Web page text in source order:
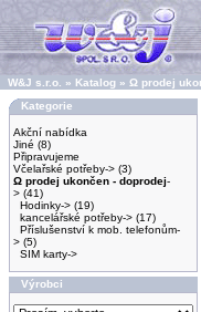
W&J s.r.o. » Katalog » Ω prodej
Kategorie
Akční nabídka
Jiné (8)
Připravujeme
Včelařské potřeby-> (3)
Ω prodej ukončen - doprodej-
> (41)
Hodinky-> (19)
kancelářské potřeby-> (17)
Příslušenství k mob. telefonům-
> (5)
SIM karty->
Výrobci